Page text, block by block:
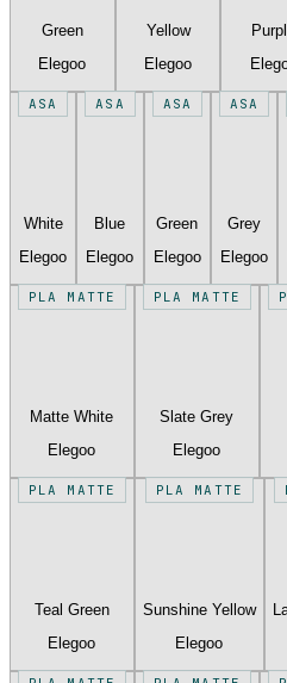
Green
Elegoo
Yellow
Elegoo
ASA
White
Elegoo
ASA
Blue
Elegoo
ASA
Green
Elegoo
ASA
Grey
Elegoo
PLA MATTE
Matte White
Elegoo
PLA MATTE
Slate Grey
Elegoo
PLA MATTE
Teal Green
Elegoo
PLA MATTE
Sunshine Yellow
Elegoo